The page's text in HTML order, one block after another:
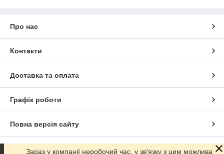
Про нас
Контакти
Доставка та оплата
Графік роботи
Повна версія сайту
Сайт створено на маркетплейсі Prom.ua
Зараз у компанії неробочий час, у зв'язку з цим можлива